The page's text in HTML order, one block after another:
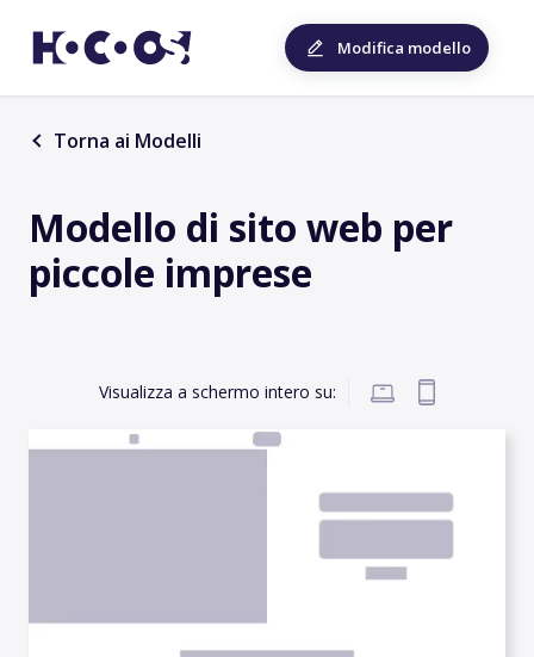
Modifica modello
Torna ai Modelli
Modello di sito web per
piccole imprese
Visualizza a schermo intero su: